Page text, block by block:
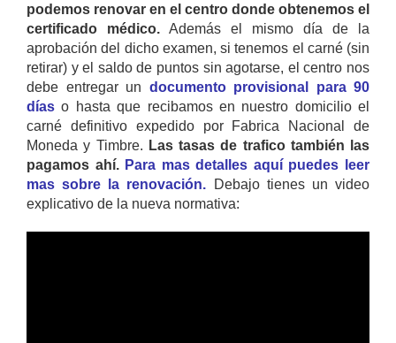
podemos renovar en el centro donde obtenemos el
certificado médico. Además el mismo día de la
aprobación del dicho examen, si tenemos el carné (sin
retirar) y el saldo de puntos sin agotarse, el centro nos
debe entregar un documento provisional para 90
días o hasta que recibamos en nuestro domicilio el
carné definitivo expedido por Fabrica Nacional de
Moneda y Timbre. Las tasas de trafico también las
pagamos ahí. Para mas detalles aquí puedes leer
mas sobre la renovación. Debajo tienes un video
explicativo de la nueva normativa: